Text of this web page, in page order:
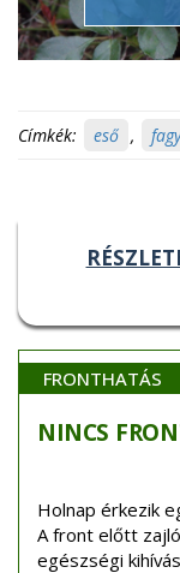
Címkék: eső , fagy
FRONTHATÁS
NINCS
Holnap érkezik
A front előtt
egészségi